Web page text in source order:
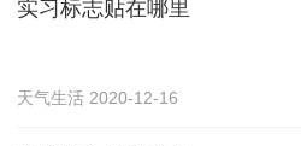
实习标志贴在哪里
天气生活 2020-12-16